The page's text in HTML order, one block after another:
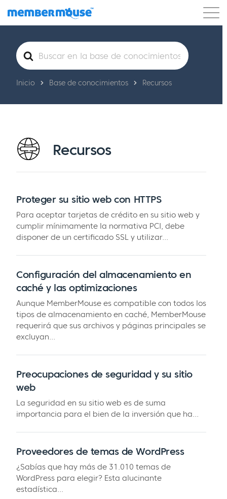
Características Clientes Precios
Comenzar
Buscar
Inicio Base de conocimientos Recursos
Recursos
Proteger su sitio web con HTTPS
Para aceptar tarjetas de crédito en su sitio web y
cumplir mínimamente la normativa PCI, debe
disponer de un certificado SSL y utilizar...
Configuración del almacenamiento en
caché y las optimizaciones
Aunque MemberMouse es compatible con todos los
tipos de almacenamiento en caché, MemberMouse
requerirá que sus archivos y páginas principales se
excluyan...
Preocupaciones de seguridad y su sitio
web
La seguridad en su sitio web es de suma
importancia para el bien de la inversión que ha...
Proveedores de temas de WordPress
¿Sabías que hay más de 31.010 temas de
WordPress para elegir? Esta alucinante
estadística...